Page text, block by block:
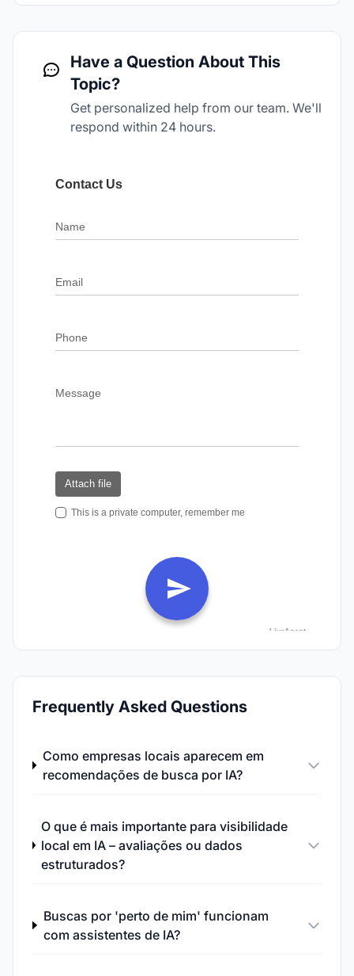
Have a Question About This
Topic?
Get personalized help from our team. We'll
respond within 24 hours.
Frequently Asked Questions
Como empresas locais aparecem em
recomendações de busca por IA?
O que é mais importante para visibilidade
local em IA – avaliações ou dados
estruturados?
Buscas por 'perto de mim' funcionam
com assistentes de IA?